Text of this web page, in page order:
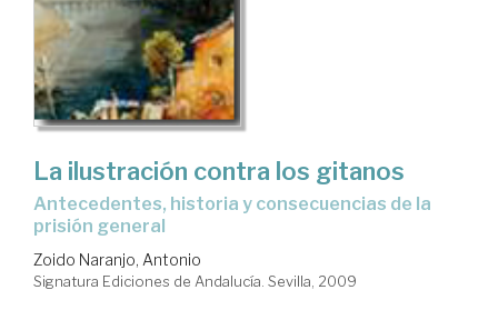
La ilustración contra los gitanos
antecedentes, historia y consecuencias de la
prisión general
Zoido Naranjo, Antonio
Signatura Ediciones de Andalucía. Sevilla, 2009